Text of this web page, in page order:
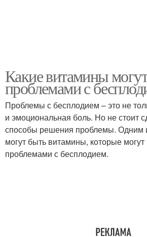
Какие витамины
проблемами с
Проблемы с бесплодием – это не
и эмоциональная боль. Но не стоит
способы решения проблемы. Одним
могут быть витамины, которые
проблемами с бесплодием.